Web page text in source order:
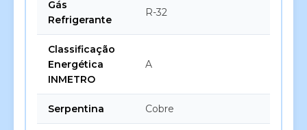
Gás
Refrigerante
R-32
Classificação
Energética
INMETRO
A
Serpentina Cobre